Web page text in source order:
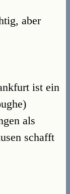
aber
ist ein
als
schafft